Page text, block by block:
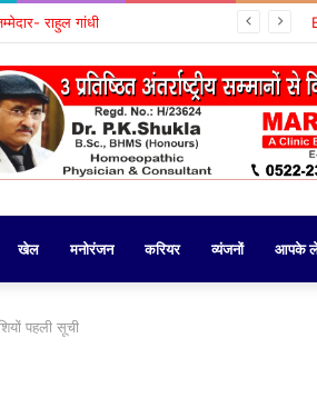
राहुल गांधी
खेल मनोरंजन करियर व्यंजनों आपके
पहली सूची